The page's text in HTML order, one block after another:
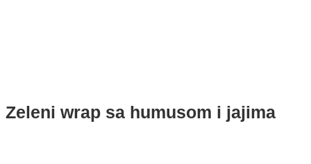
Zeleni wrap sa humusom i jajima